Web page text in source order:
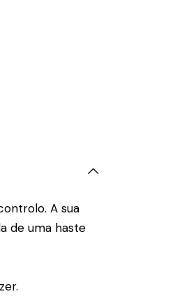
A sua
de uma haste